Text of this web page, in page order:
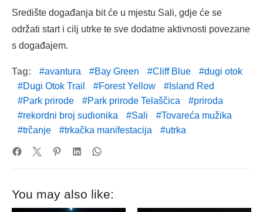
Središte događanja bit će u mjestu Sali, gdje će se
održati start i cilj utrke te sve dodatne aktivnosti povezane
s događajem.
Tag: avantura Bay Green Cliff Blue
dugi otok
Dugi Otok Trail
Forest Yellow
Island Red
Park prirode
Park prirode Telaščica
priroda
rekordni broj sudionika
Sali
Tovareća mužika
trčanje
trkačka manifestacija utrka
You may also like: